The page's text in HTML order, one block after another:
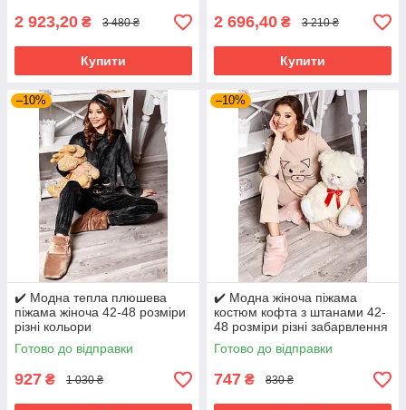
2 923,20 ₴ 3 480 ₴
Купити
2 696,40 ₴ 3 210 ₴
Купити
–10%
✔️ Модна тепла плюшева
піжама жіноча 42-48 розміри
різні кольори
Готово до відправки
927 ₴ 1 030 ₴
–10%
✔️ Модна жіноча піжама
костюм кофта з штанами 42-
48 розміри різні забарвлення
Готово до відправки
747 ₴ 830 ₴